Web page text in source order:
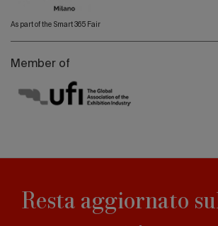
As part of the Smart 365 Fair
Member of
Resta aggiornato